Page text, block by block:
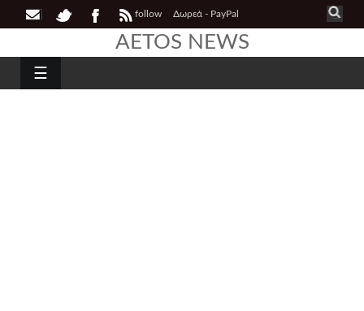
follow Δωρεά - PayPal
AETOS NEWS
☰